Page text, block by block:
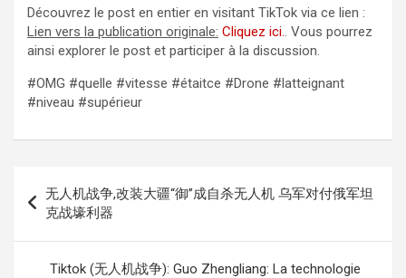
Découvrez le post en entier en visitant TikTok via ce lien :
Lien vers la publication originale: Cliquez ici.. Vous pourrez
ainsi explorer le post et participer à la discussion.
#OMG #quelle #vitesse #étaitce #Drone #latteignant
#niveau #supérieur
de
l’article
无人机战争,改装大疆“御”成自杀无人机 乌军对付俄军坦
克战壕利器
Tiktok (无人机战争): Guo Zhengliang: La technologie